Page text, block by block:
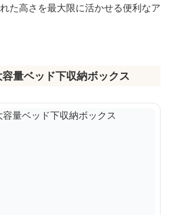
た高さを最大限に活かせる便利なア
量ベッド下収納ボックス